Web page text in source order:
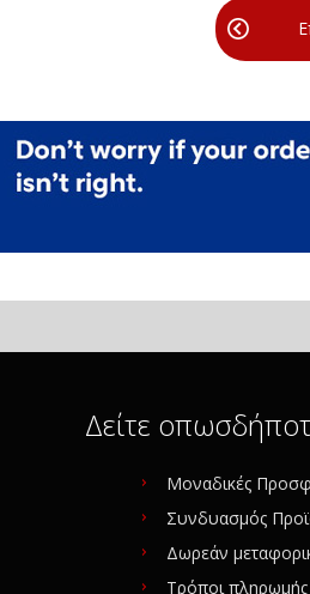
Δείτε
Μοναδικές
Συνδυασμός
Δωρεάν
Τρόποι πληρωμής